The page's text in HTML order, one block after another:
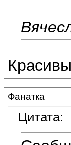
Фанатка
Цитата: